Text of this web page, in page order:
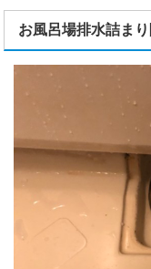
お風呂場排水詰ま